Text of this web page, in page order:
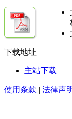
下载地址
主站下载
使用条款 | 法律声